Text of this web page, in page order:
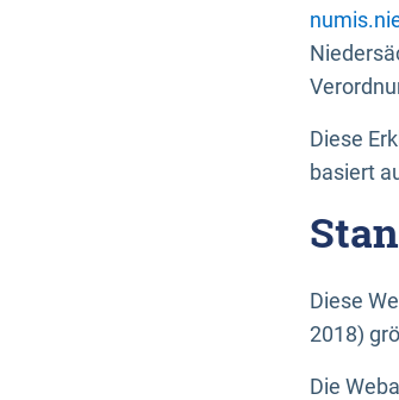
Diese
basiert
Diese
2018)
Die